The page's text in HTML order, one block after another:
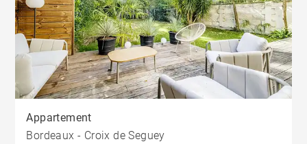
Appartement
Bordeaux - Croix de Seguey